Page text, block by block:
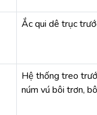
Ắc qui dê trục
Hệ thống treo
núm vú bôi trơn,